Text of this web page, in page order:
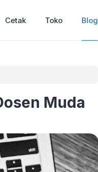
Cetak Toko Blog
Muda